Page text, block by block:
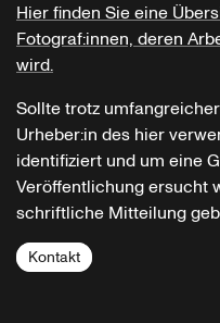
Hier finden Sie eine
Fotograf:innen, deren
wird.
Sollte trotz
Urheber:in des hier
identifiziert und um eine
Veröffentlichung ersucht
schriftliche Mitteilung
Kontakt